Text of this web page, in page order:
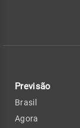
Previsão
Brasil
Agora